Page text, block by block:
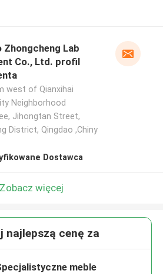
Zhongcheng Lab
Co., Ltd. profil
west of Qianxihai
Neighborhood
Jihongtan Street,
District, Qingdao ,Chiny
Dostawca
Zobacz więcej
najlepszą cenę za
meble